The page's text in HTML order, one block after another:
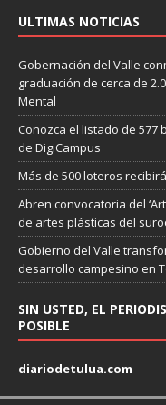
ULTIMAS NOTICIAS
Gobernación del Valle
graduación de cerca de
Mental
Conozca el listado de
de DigiCampus
Más de 500 loteros
Abren convocatoria del
de artes plásticas del
Gobierno del Valle
desarrollo campesino en
SIN USTED, EL
POSIBLE
diariodetulua.com